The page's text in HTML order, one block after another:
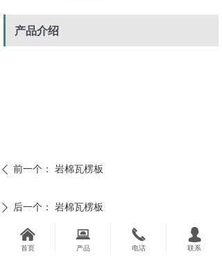
产品介绍
ꄴ 前一个： 岩棉瓦楞板
ꄲ 后一个： 岩棉瓦楞板
联系我们
낀
首页
뀵
产品
끅
电话
넙
联系